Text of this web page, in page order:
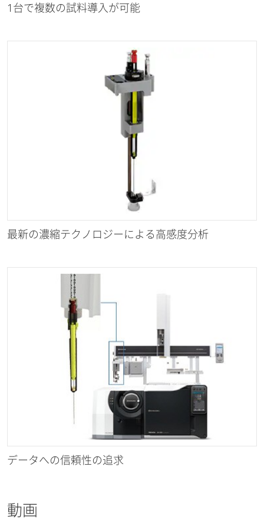
1台で複数の試料導入が可能
最新の濃縮テクノロジーによる高感度分析
データへの信頼性の追求
動画